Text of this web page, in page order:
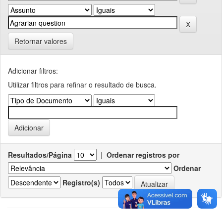
Retornar valores
Adicionar filtros:
Utilizar filtros para refinar o resultado de busca.
Resultados/Página | Ordenar registros por
Ordenar
Registro(s)